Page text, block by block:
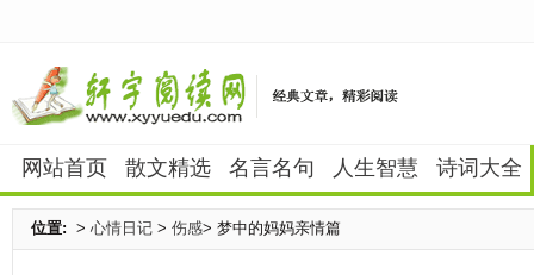
网站首页 散文精选 名言名句 人生智慧 诗词大全
位置: > 心情日记 > 伤感> 梦中的妈妈亲情篇